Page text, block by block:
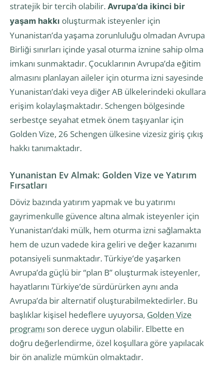
stratejik bir tercih olabilir. Avrupa’da ikinci bir
yaşam hakkı oluşturmak isteyenler için
Yunanistan’da yaşama zorunluluğu olmadan Avrupa
Birliği sınırları içinde yasal oturma iznine sahip olma
imkanı sunmaktadır. Çocuklarının Avrupa’da eğitim
almasını planlayan aileler için oturma izni sayesinde
Yunanistan’daki veya diğer AB ülkelerindeki okullara
erişim kolaylaşmaktadır. Schengen bölgesinde
serbestçe seyahat etmek önem taşıyanlar için
Golden Vize, 26 Schengen ülkesine vizesiz giriş çıkış
hakkı tanımaktadır.
Yunanistan Ev Almak: Golden Vize ve Yatırım
Fırsatları
Döviz bazında yatırım yapmak ve bu yatırımı
gayrimenkulle güvence altına almak isteyenler için
Yunanistan’daki mülk, hem oturma izni sağlamakta
hem de uzun vadede kira geliri ve değer kazanımı
potansiyeli sunmaktadır. Türkiye’de yaşarken
Avrupa’da güçlü bir “plan B” oluşturmak isteyenler,
hayatlarını Türkiye’de sürdürürken aynı anda
Avrupa’da bir alternatif oluşturabilmektedirler. Bu
başlıklar kişisel hedeflere uyuyorsa, Golden Vize
programı son derece uygun olabilir. Elbette en
doğru değerlendirme, özel koşullara göre yapılacak
bir ön analizle mümkün olmaktadır.